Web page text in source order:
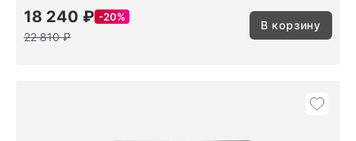
18 240 ₽ 20%
22 810 ₽
В корзину